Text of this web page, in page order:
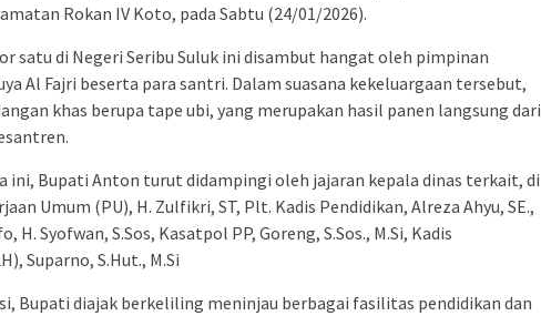
Rokan IV Koto, pada Sabtu (24/01/2026).
satu di Negeri Seribu Suluk ini disambut hangat oleh pimpinan
Al Fajri beserta para santri. Dalam suasana kekeluargaan tersebut,
khas berupa tape ubi, yang merupakan hasil panen langsung dari
ini, Bupati Anton turut didampingi oleh jajaran kepala dinas terkait, di
Umum (PU), H. Zulfikri, ST, ​Plt. Kadis Pendidikan, Alreza Ahyu, SE.,
H. Syofwan, S.Sos, ​Kasatpol PP, Goreng, S.Sos., M.Si, ​Kadis
Suparno, S.Hut., M.Si
Bupati diajak berkeliling meninjau berbagai fasilitas pendidikan dan